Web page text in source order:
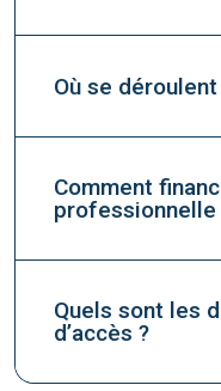
Où se
Comment
professionnelle
Quels sont les
d’accès ?